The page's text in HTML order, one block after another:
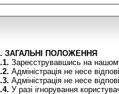
ЗАГАЛЬНІ ПОЛОЖЕННЯ
Зареєструвавшись на
Адміністрація не несе
Адміністрація не несе
У разі ігнорування